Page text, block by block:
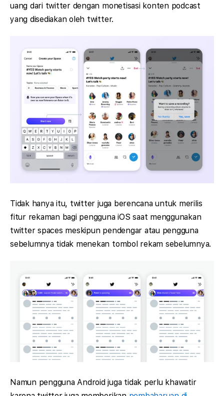
uang dari twitter dengan monetisasi konten podcast
yang disediakan oleh twitter.
Tidak hanya itu, twitter juga berencana untuk merilis
fitur rekaman bagi pengguna iOS saat menggunakan
twitter spaces meskipun pendengar atau pengguna
sebelumnya tidak menekan tombol rekam sebelumnya.
Namun pengguna Android juga tidak perlu khawatir